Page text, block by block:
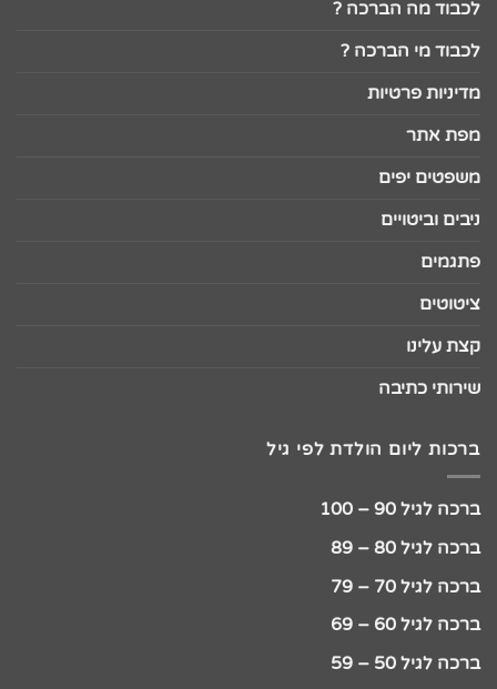
לכבוד מה הברכה ?
לכבוד מי הברכה ?
מדיניות פרטיות
מפת אתר
משפטים יפים
ניבים וביטויים
פתגמים
ציטוטים
קצת עלינו
שירותי כתיבה
ברכות ליום הולדת לפי גיל
ברכה לגיל 90 – 100
ברכה לגיל 80 – 89
ברכה לגיל 70 – 79
ברכה לגיל 60 – 69
ברכה לגיל 50 – 59